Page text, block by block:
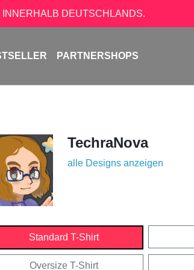
DEUTSCHLANDS.
PARTNERSHOPS
TechraNova
alle Designs anzeigen
Standard T-Shirt
Oversize T-Shirt